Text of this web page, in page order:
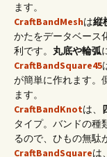
ます。
CraftBandMeshは縦
かたをデータベース
利です。 丸底や輪弧
CraftBandSquare45
が簡単に作れます。
ます。
CraftBandKnotは、
タイプ。バンドの種
るので、ひもの無駄
CraftBandSquareは、